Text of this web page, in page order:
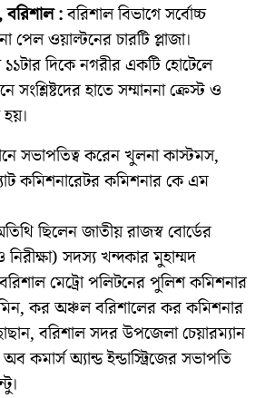
বরিশাল :বরিশাল বিভাগে সর্বোচ্চ
পেল ওয়াল্টনের চারটি প্লাজা।
১১টার দিকে নগরীর একটি হোটেলে
হাতে সম্মাননা ক্রেস্ট ও
সভাপতিত্ব করেন খুলনা কাস্টমস,
কমিশনারেটর কমিশনার কে এম
ছিলেন জাতীয় রাজস্ব বোর্ডের
সদস্য খন্দকার মুহাম্মদ
মেট্রো পলিটনের পুলিশ কমিশনার
কর অঞ্চল বরিশালের কর কমিশনার
বরিশাল সদর উপজেলা চেয়ারম্যান
কমার্স অ্যান্ড ইন্ডাস্ট্রিজের সভাপতি